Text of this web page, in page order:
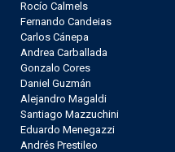
Rocío Calmels
Fernando Candeias
Carlos Cánepa
Andrea Carballada
Gonzalo Cores
Daniel Guzmán
Alejandro Magaldi
Santiago Mazzuchini
Eduardo Menegazzi
Andrés Prestileo